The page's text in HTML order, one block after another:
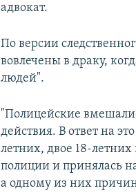
адвокат.
По версии
вовлечены в драку,
людей".
"Полицейские
действия. В ответ на
летних, двое 18-
полиции и принялась
а одному из них